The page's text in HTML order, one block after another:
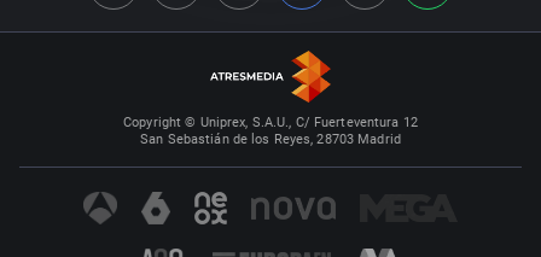
Copyright © Uniprex, S.A.U., C/ Fuerteventura 12
San Sebastián de los Reyes, 28703 Madrid